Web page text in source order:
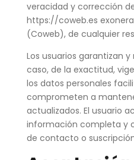
veracidad y corrección
https://coweb.es
(Coweb), de cualquier
Los usuarios garantizan
caso, de la exactitud,
los datos personales
comprometen a
actualizados. El usuario
información completa y
de contacto o